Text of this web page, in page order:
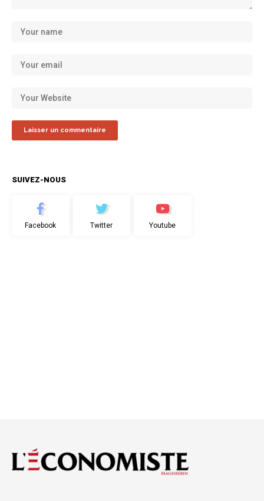
SUIVEZ-NOUS
Facebook Twitter Youtube